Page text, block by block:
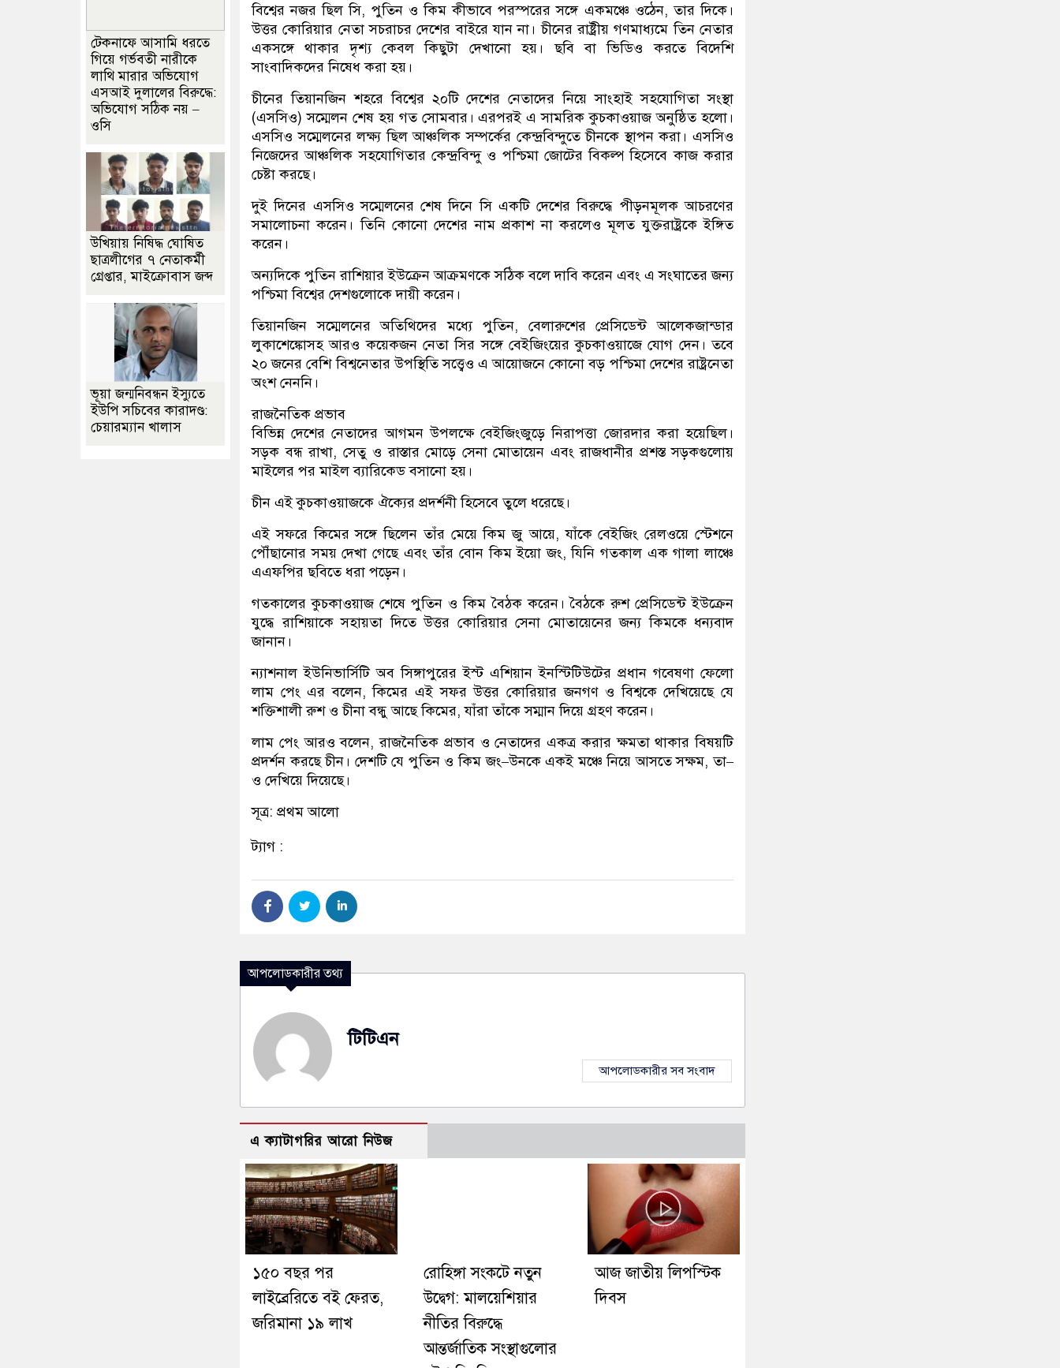
বিশ্বের নজর ছিল সি, পুতিন ও কিম কীভাবে পরস্পরের সঙ্গে একমঞ্চে ওঠেন, তার দিকে।
উত্তর কোরিয়ার নেতা সচরাচর দেশের বাইরে যান না। চীনের রাষ্ট্রীয় গণমাধ্যমে তিন নেতার
একসঙ্গে থাকার দৃশ্য কেবল কিছুটা দেখানো হয়। ছবি বা ভিডিও করতে বিদেশি
সাংবাদিকদের নিষেধ করা হয়।
চীনের তিয়ানজিন শহরে বিশ্বের ২০টি দেশের নেতাদের নিয়ে সাংহাই সহযোগিতা সংস্থা
(এসসিও) সম্মেলন শেষ হয় গত সোমবার। এরপরই এ সামরিক কুচকাওয়াজ অনুষ্ঠিত হলো।
এসসিও সম্মেলনের লক্ষ্য ছিল আঞ্চলিক সম্পর্কের কেন্দ্রবিন্দুতে চীনকে স্থাপন করা। এসসিও
নিজেদের আঞ্চলিক সহযোগিতার কেন্দ্রবিন্দু ও পশ্চিমা জোটের বিকল্প হিসেবে কাজ করার
চেষ্টা করছে।
দুই দিনের এসসিও সম্মেলনের শেষ দিনে সি একটি দেশের বিরুদ্ধে পীড়নমূলক আচরণের
সমালোচনা করেন। তিনি কোনো দেশের নাম প্রকাশ না করলেও মূলত যুক্তরাষ্ট্রকে ইঙ্গিত
করেন।
অন্যদিকে পুতিন রাশিয়ার ইউক্রেন আক্রমণকে সঠিক বলে দাবি করেন এবং এ সংঘাতের জন্য
পশ্চিমা বিশ্বের দেশগুলোকে দায়ী করেন।
তিয়ানজিন সম্মেলনের অতিথিদের মধ্যে পুতিন, বেলারুশের প্রেসিডেন্ট আলেকজান্ডার
লুকাশেঙ্কোসহ আরও কয়েকজন নেতা সির সঙ্গে বেইজিংয়ের কুচকাওয়াজে যোগ দেন। তবে
২০ জনের বেশি বিশ্বনেতার উপস্থিতি সত্ত্বেও এ আয়োজনে কোনো বড় পশ্চিমা দেশের রাষ্ট্রনেতা
অংশ নেননি।
রাজনৈতিক প্রভাব
বিভিন্ন দেশের নেতাদের আগমন উপলক্ষে বেইজিংজুড়ে নিরাপত্তা জোরদার করা হয়েছিল।
সড়ক বন্ধ রাখা, সেতু ও রাস্তার মোড়ে সেনা মোতায়েন এবং রাজধানীর প্রশস্ত সড়কগুলোয়
মাইলের পর মাইল ব্যারিকেড বসানো হয়।
চীন এই কুচকাওয়াজকে ঐক্যের প্রদর্শনী হিসেবে তুলে ধরেছে।
এই সফরে কিমের সঙ্গে ছিলেন তাঁর মেয়ে কিম জু আয়ে, যাঁকে বেইজিং রেলওয়ে স্টেশনে
পৌঁছানোর সময় দেখা গেছে এবং তাঁর বোন কিম ইয়ো জং, যিনি গতকাল এক গালা লাঞ্চে
এএফপির ছবিতে ধরা পড়েন।
গতকালের কুচকাওয়াজ শেষে পুতিন ও কিম বৈঠক করেন। বৈঠকে রুশ প্রেসিডেন্ট ইউক্রেন
যুদ্ধে রাশিয়াকে সহায়তা দিতে উত্তর কোরিয়ার সেনা মোতায়েনের জন্য কিমকে ধন্যবাদ
জানান।
ন্যাশনাল ইউনিভার্সিটি অব সিঙ্গাপুরের ইস্ট এশিয়ান ইনস্টিটিউটের প্রধান গবেষণা ফেলো
লাম পেং এর বলেন, কিমের এই সফর উত্তর কোরিয়ার জনগণ ও বিশ্বকে দেখিয়েছে যে
শক্তিশালী রুশ ও চীনা বন্ধু আছে কিমের, যাঁরা তাঁকে সম্মান দিয়ে গ্রহণ করেন।
লাম পেং আরও বলেন, রাজনৈতিক প্রভাব ও নেতাদের একত্র করার ক্ষমতা থাকার বিষয়টি
প্রদর্শন করছে চীন। দেশটি যে পুতিন ও কিম জং–উনকে একই মঞ্চে নিয়ে আসতে সক্ষম, তা–
ও দেখিয়ে দিয়েছে।
সূত্র: প্রথম আলো
ট্যাগ :
আপলোডকারীর তথ্য
টিটিএন
আপলোডকারীর সব সংবাদ
এ ক্যাটাগরির আরো নিউজ
১৫০ বছর পর
লাইব্রেরিতে বই ফেরত,
জরিমানা ১৯ লাখ
রোহিঙ্গা সংকটে নতুন
উদ্বেগ: মালয়েশিয়ার
নীতির বিরুদ্ধে
আন্তর্জাতিক সংস্থাগুলোর
আজ জাতীয় লিপস্টিক
দিবস
টেকনাফে আসামি ধরতে
গিয়ে গর্ভবতী নারীকে
লাথি মারার অভিযোগ
এসআই দুলালের বিরুদ্ধে:
অভিযোগ সঠিক নয় –
ওসি
উখিয়ায় নিষিদ্ধ ঘোষিত
ছাত্রলীগের ৭ নেতাকর্মী
গ্রেপ্তার, মাইক্রোবাস জব্দ
ভূয়া জন্মনিবন্ধন ইস্যুতে
ইউপি সচিবের কারাদণ্ড:
চেয়ারম্যান খালাস